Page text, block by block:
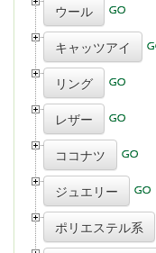
ウール
キャッツアイ
リング
レザー
ココナツ
ジュエリー
ポリエステル系